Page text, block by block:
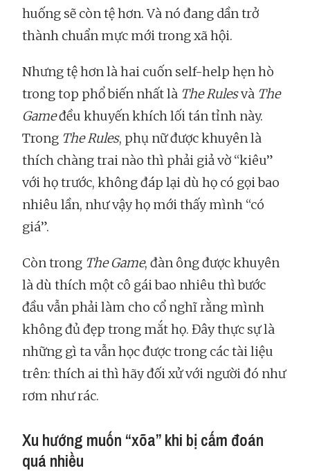
huống sẽ còn tệ hơn. Và nó đang dần trở
thành chuẩn mực mới trong xã hội.
Nhưng tệ hơn là hai cuốn self-help hẹn hò
trong top phổ biến nhất là The Rulesvà The
Gameđều khuyến khích lối tán tỉnh này.
Trong The Rules, phụ nữ được khuyên là
thích chàng trai nào thì phải giả vờ “kiêu”
với họ trước, không đáp lại dù họ có gọi bao
nhiêu lần, như vậy họ mới thấy mình “có
giá”.
Còn trong The Game, đàn ông được khuyên
là dù thích một cô gái bao nhiêu thì bước
đầu vẫn phải làm cho cổ nghĩ rằng mình
không đủ đẹp trong mắt họ. Đây thực sự là
những gì ta vẫn học được trong các tài liệu
trên: thích ai thì hãy đối xử với người đó như
rơm như rác.
Xu hướng muốn “xõa” khi bị cấm đoán
quá nhiều